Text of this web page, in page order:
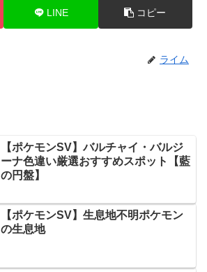
LINE コピー
ライム
【ポケモンSV】バルチャイ・バルジ
ーナ色違い厳選おすすめスポット【藍
の円盤】
【ポケモンSV】生息地不明ポケモン
の生息地